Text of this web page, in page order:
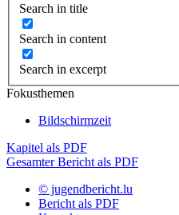
Search in title
Search in content
Search in excerpt
Fokusthemen
Bildschirmzeit
Kapitel als PDF
Gesamter Bericht als PDF
© jugendbericht.lu
Bericht als PDF